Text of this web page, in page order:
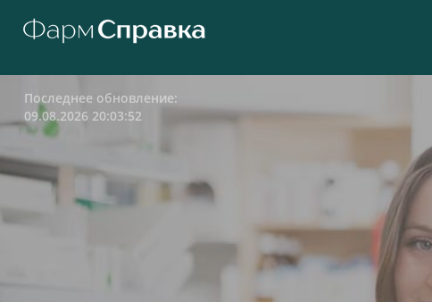
Последнее обновление:
09.08.2026 20:03:52